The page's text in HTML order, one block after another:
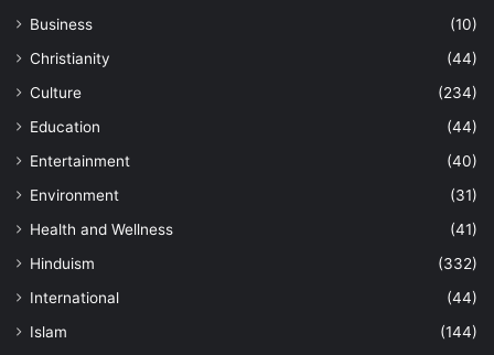
Business
(10)
Christianity
(44)
Culture
(234)
Education
(44)
Entertainment
(40)
Environment
(31)
Health and Wellness
(41)
Hinduism
(332)
International
(44)
Islam
(144)